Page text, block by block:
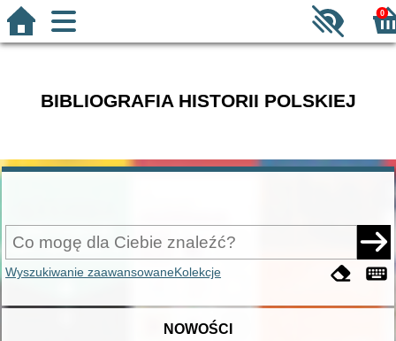
0
BIBLIOGRAFIA HISTORII POLSKIEJ
Wyszukiwanie zaawansowaneKolekcje
NOWOŚCI